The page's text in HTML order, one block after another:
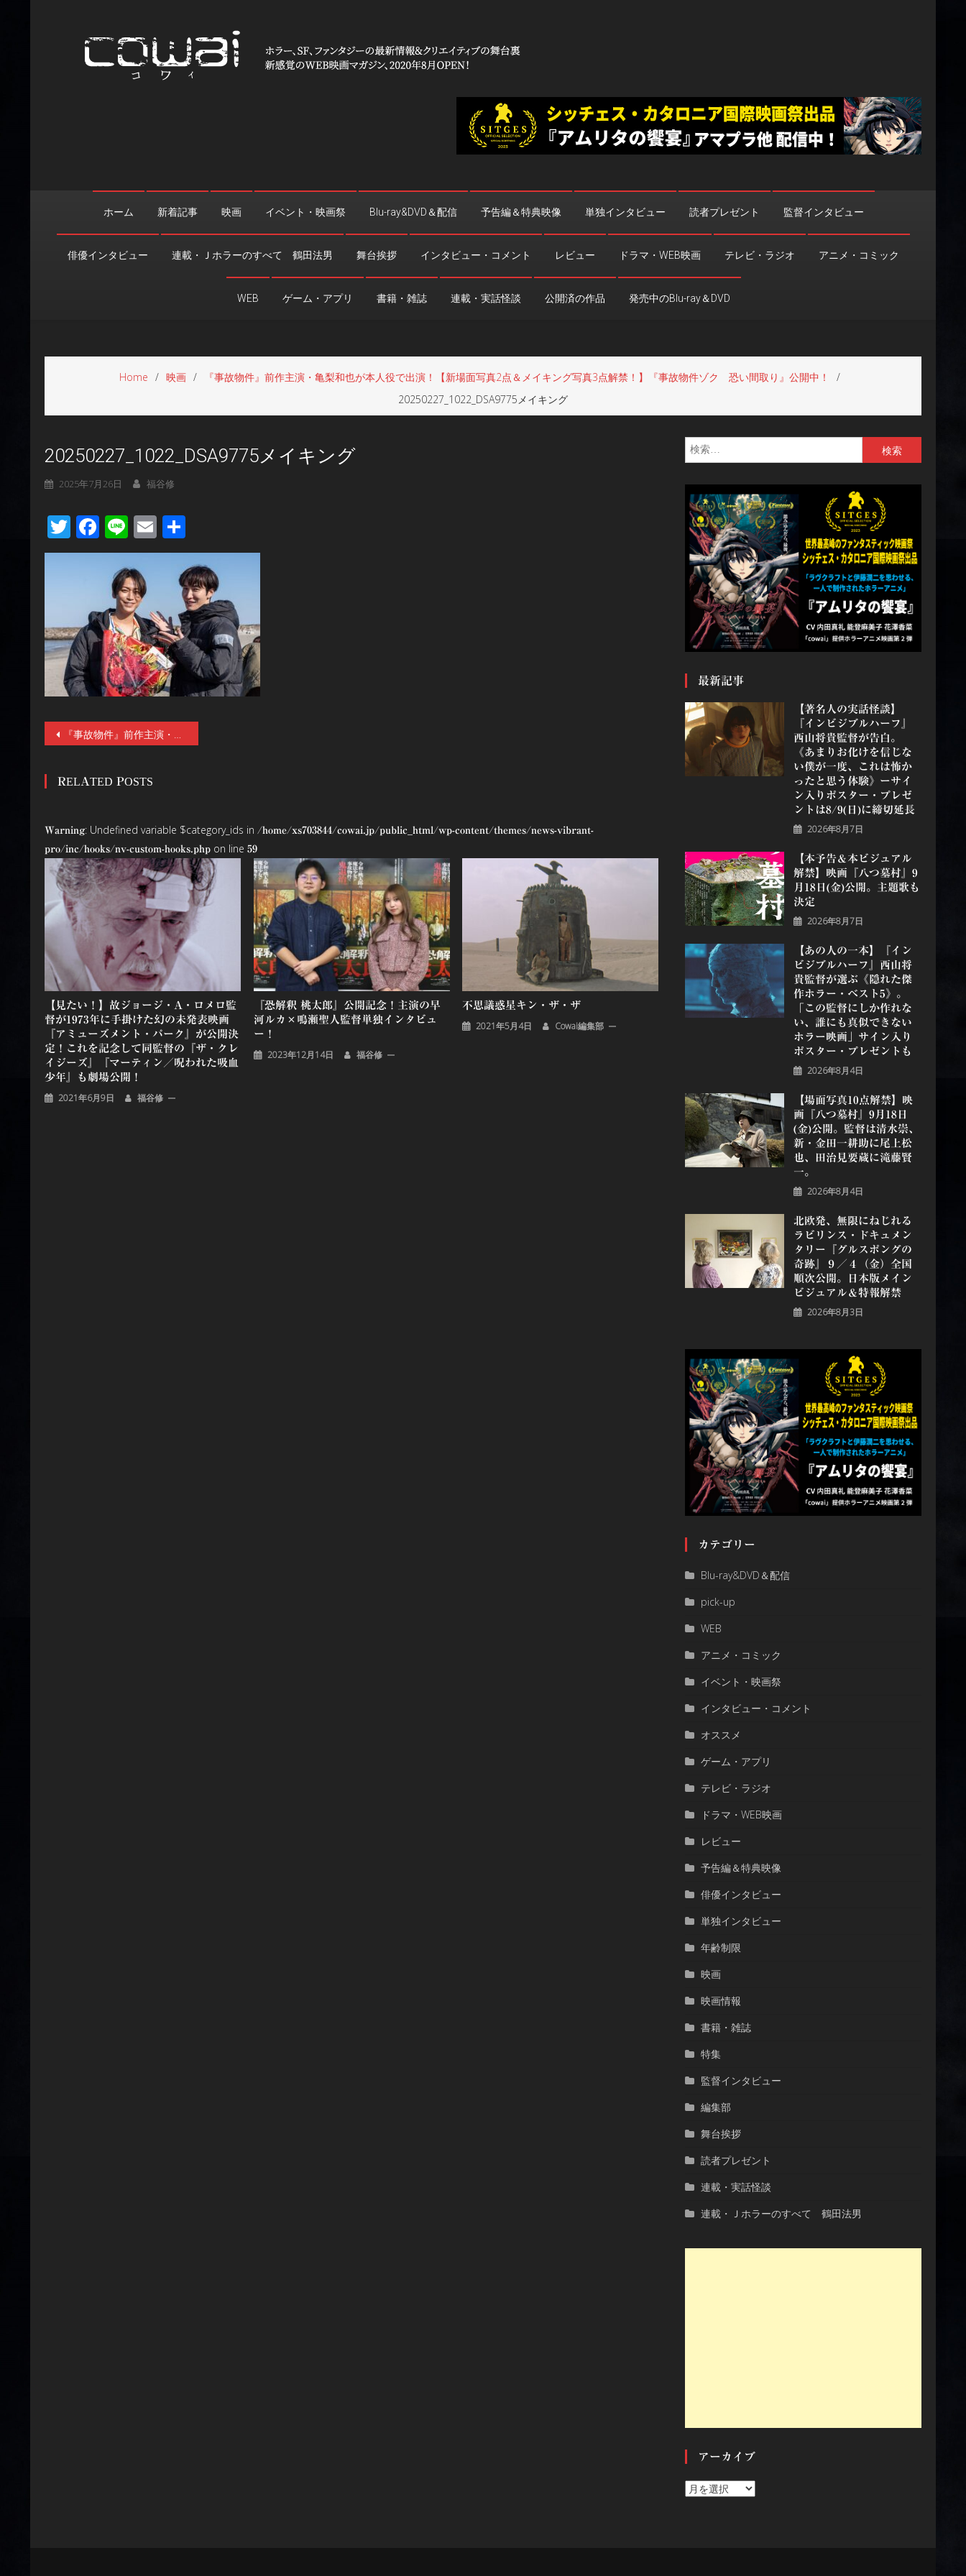
ホーム 新着記事 映画 イベント・映画祭 Blu-ray&DVD＆配信 予告編＆特典映像 単独インタビュー 読者プレゼント 監督インタビュー
俳優インタビュー 連載・Ｊホラーのすべて 鶴田法男 舞台挨拶 インタビュー・コメント レビュー ドラマ・WEB映画 テレビ・ラジオ アニメ・コミック
WEB ゲーム・アプリ 書籍・雑誌 連載・実話怪談 公開済の作品 発売中のBlu-ray＆DVD
Home 映画
『事故物件』前作主演・亀梨和也が本人役で出演！【新場面写真2点＆メイキング写真3点解禁！】『事故物件ゾク 恐い間取り』公開中！
20250227_1022_DSA9775メイキング
20250227_1022_DSA9775メイキング
2025年7月26日 福谷修
TwitterFacebook
LineEmail
有
投
ナ
ゲ
ー
シ
ョ
ン
『事故物件』前作主演・亀梨和也が本人役で出演！【新場面写真2点＆メイキング写真3点解禁！】『事故物件ゾク 恐い間取り』公開中！
RELATED POSTS
Warning: Undefined variable $category_ids in /home/xs703844/cowai.jp/public_html/wp-content/themes/news-vibrant-
pro/inc/hooks/nv-custom-hooks.php on line 59
【見たい！】故ジョージ・A・ロメロ監
督が1973年に手掛けた幻の未発表映画
『アミューズメント・パーク』が公開決
定！これを記念して同監督の『ザ・クレ
イジーズ』『マーティン／呪われた吸血
少年』も劇場公開！
2021年6月9日 福谷修
『恐解釈 桃太郎』公開記念！主演の早
河ルカ×鳴瀬聖人監督単独インタビュ
ー！
2023年12月14日 福谷修
不思議惑星キン・ザ・ザ
2021年5月4日 Cowai編集部
索:
最新記事
【著名人の実話怪談】
『インビジブルハーフ』
⻄⼭将貴監督が告白。
《あまりお化けを信じな
い僕が一度、これは怖か
ったと思う体験》ーサイ
ン入りポスター・プレゼ
ントは8/9(日)に締切延長
2026年8月7日
【本予告＆本ビジュアル
解禁】映画『八つ墓村』9
月18日(金)公開。主題歌も
決定
2026年8月7日
【あの人の一本】『イン
ビジブルハーフ』⻄⼭将
貴監督が選ぶ《隠れた傑
作ホラー・ベスト5》。
「この監督にしか作れな
い、誰にも真似できない
ホラー映画」サイン入り
ポスター・プレゼントも
2026年8月4日
【場面写真10点解禁】映
画『八つ墓村』9月18日
(金)公開。監督は清水崇、
新・金田一耕助に尾上松
也、田治見要蔵に滝藤賢
一。
2026年8月4日
北欧発、無限にねじれる
ラビリンス・ドキュメン
タリー『グルスポングの
奇跡』９／４（金）全国
順次公開。日本版メイン
ビジュアル＆特報解禁
2026年8月3日
カテゴリー
Blu-ray&DVD＆配信
pick-up
WEB
アニメ・コミック
イベント・映画祭
インタビュー・コメント
オススメ
ゲーム・アプリ
テレビ・ラジオ
ドラマ・WEB映画
レビュー
予告編＆特典映像
俳優インタビュー
単独インタビュー
年齢制限
映画
映画情報
書籍・雑誌
特集
監督インタビュー
編集部
舞台挨拶
読者プレゼント
連載・実話怪談
連載・Ｊホラーのすべて 鶴田法男
アーカイブ
ア